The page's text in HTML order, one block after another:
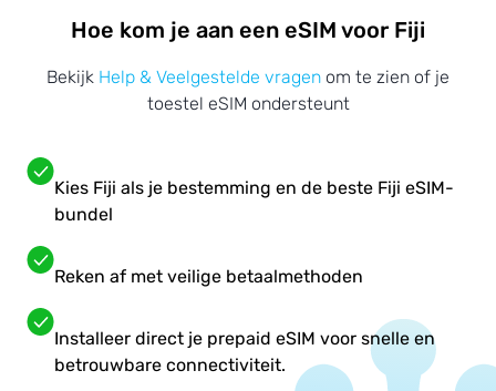
Hoe kom je aan een eSIM voor Fiji
Bekijk Help & Veelgestelde vragen om te zien of je
toestel eSIM ondersteunt
Kies Fiji als je bestemming en de beste Fiji eSIM-
bundel
Reken af met veilige betaalmethoden
Installeer direct je prepaid eSIM voor snelle en
betrouwbare connectiviteit.